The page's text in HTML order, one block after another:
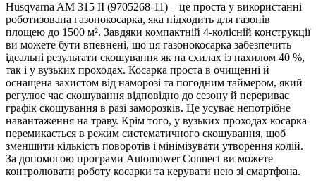
Husqvarna AM 315 II (9705268-11) – це проста у використанні
роботизована газонокосарка, яка підходить для газонів
площею до 1500 м². Завдяки компактній 4-колісній конструкції
ви можете бути впевнені, що ця газонокосарка забезпечить
ідеальні результати скошування як на схилах із нахилом 40 %,
так і у вузьких проходах. Косарка проста в очищенні й
оснащена захистом від наморозі та погодним таймером, який
регулює час скошування відповідно до сезону й перериває
графік скошування в разі заморозків. Це усуває непотрібне
навантаження на траву. Крім того, у вузьких проходах косарка
перемикається в режим систематичного скошування, щоб
зменшити кількість поворотів і мінімізувати утворення колій.
За допомогою програми Automower Connect ви можете
контролювати роботу косарки та керувати нею зі смартфона.